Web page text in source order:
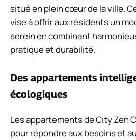
situé en plein cœur de la ville.
vise à offrir aux résidents un
serein en combinant
pratique et durabilité.
Des appartements
écologiques
Les appartements de City Zen
pour répondre aux besoins et